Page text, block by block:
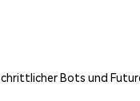
Bots und